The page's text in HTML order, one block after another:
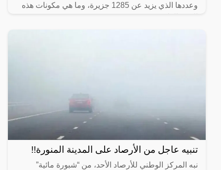
وعددها الذي يزيد عن 1285 جزيرة، وما هي مكونات هذه
تنبيه عاجل من الأرصاد على المدينة المنورة!!
نبه المركز الوطني للأرصاد الأحد، من “شبورة مائية”